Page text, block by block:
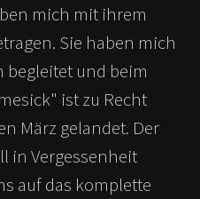
mich mit ihrem
Sie haben mich
begleitet und beim
ist zu Recht
März gelandet. Der
in Vergessenheit
auf das komplette